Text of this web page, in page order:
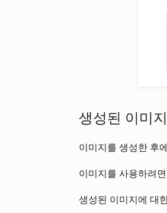
생성된 이미
이미지를 생성한 후
이미지를 사용하려
생성된 이미지에 대